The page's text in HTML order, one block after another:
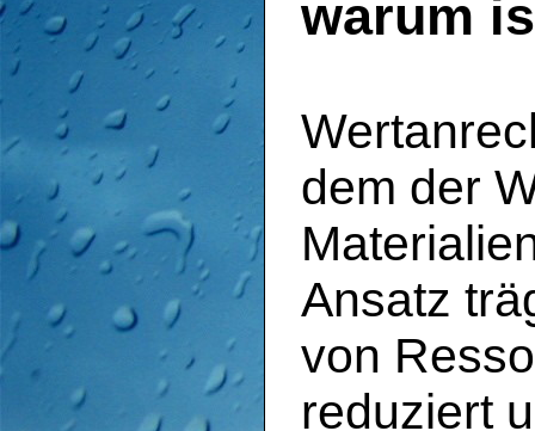
warum
dem der
Ansatz
von
reduziert